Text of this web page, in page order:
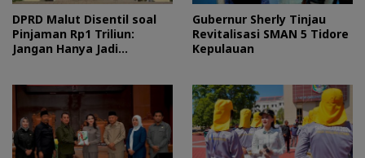
DPRD Malut Disentil soal
Pinjaman Rp1 Triliun:
Jangan Hanya Jadi
Gubernur Sherly Tinjau
Revitalisasi SMAN 5 Tidore
Kepulauan